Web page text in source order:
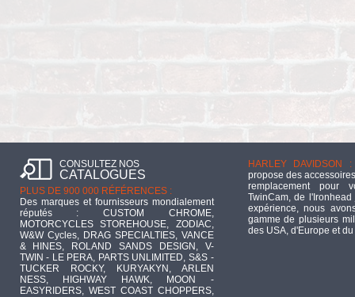
CONSULTEZ NOS
CATALOGUES
PLUS DE 900 000 RÉFÉRENCES :
Des marques et fournisseurs mondialement
réputés : CUSTOM CHROME,
MOTORCYCLES STOREHOUSE, ZODIAC,
W&W Cycles, DRAG SPECIALTIES, VANCE
& HINES, ROLAND SANDS DESIGN, V-
TWIN - LE PERA, PARTS UNLIMITED, S&S -
TUCKER ROCKY, KURYAKYN, ARLEN
NESS, HIGHWAY HAWK, MOON -
EASYRIDERS, WEST COAST CHOPPERS,
HARLEY DAVIDSON :
propose des
remplacement pour
TwinCam, de
expérience, nous
gamme de plusieurs
des USA, d'Europe et